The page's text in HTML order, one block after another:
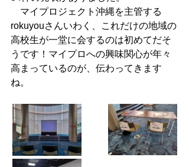
マイプロジェクト沖縄を主管する
rokuyouさんいわく、これだけの地域の
高校生が一堂に会するのは初めてだそ
うです！マイプロへの興味関心が年々
高まっているのが、伝わってきます
ね。